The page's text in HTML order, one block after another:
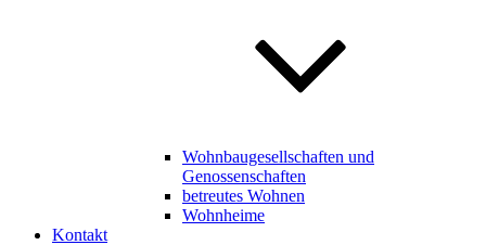
Wohnbaugesellschaften und
Genossenschaften
betreutes Wohnen
Wohnheime
Kontakt